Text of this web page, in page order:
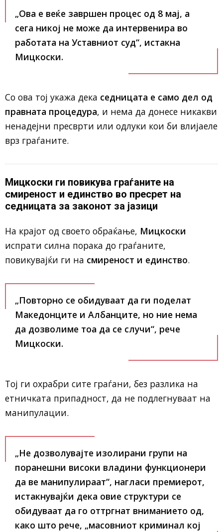
„Ова е веќе завршен процес од 8 мај, а
сега никој не може да интервенира во
работата на Уставниот суд“, истакна
Мицкоски.
Со ова тој укажа дека седницата е само дел од
правната процедура, и нема да донесе никакви
ненадејни пресврти или одлуки кои би влијаеле
врз граѓаните.
Мицкоски ги повикува граѓаните на
смиреност и единство во пресрет на
седницата за законот за јазици
На крајот од своето обраќање, Мицкоски
испрати силна порака до граѓаните,
повикувајќи ги на смиреност и единство.
„Повторно се обидуваат да ги поделат
Македонците и Албанците, но ние нема
да дозволиме тоа да се случи“, рече
Мицкоски.
Тој ги охрабри сите граѓани, без разлика на
етничката припадност, да не подлегнуваат на
манипулации.
„Не дозволувајте изолирани групи на
поранешни високи владини функционери
да ве манипулираат“, нагласи премиерот,
истакнувајќи дека овие структури се
обидуваат да го оттргнат вниманието од,
како што рече, „масовниот криминал кој